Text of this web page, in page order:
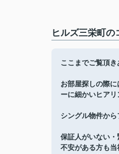
ヒルズ三栄町
ここまでご覧頂き
お部屋探しの際
ーに細かいヒアリ
シングル物件か
保証人がいない
不安がある方も当